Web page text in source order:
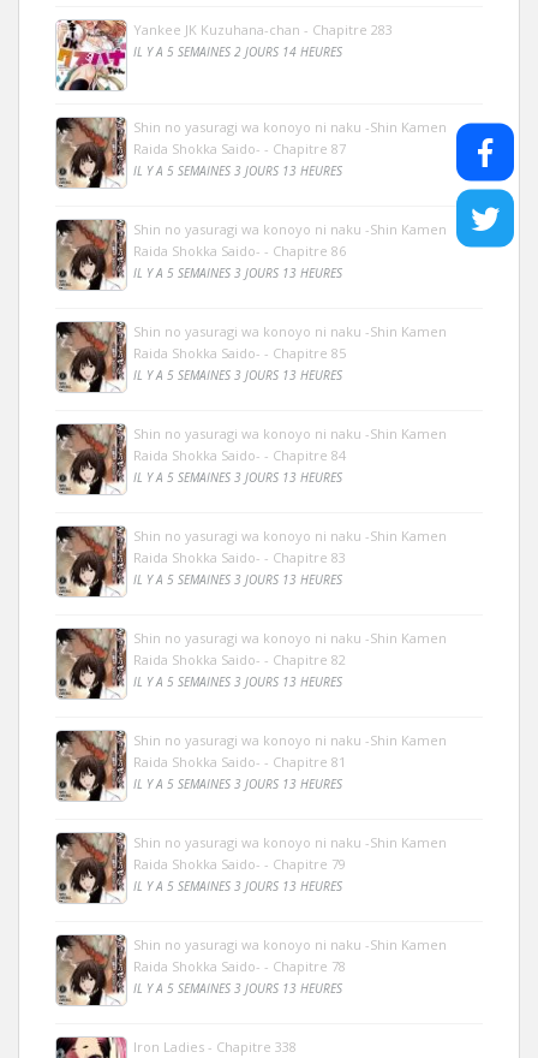
Yankee JK Kuzuhana-chan - Chapitre 283
IL Y A 5 SEMAINES 2 JOURS 14 HEURES
Shin no yasuragi wa konoyo ni naku -Shin Kamen
Raida Shokka Saido- - Chapitre 87
IL Y A 5 SEMAINES 3 JOURS 13 HEURES
Shin no yasuragi wa konoyo ni naku -Shin Kamen
Raida Shokka Saido- - Chapitre 86
IL Y A 5 SEMAINES 3 JOURS 13 HEURES
Shin no yasuragi wa konoyo ni naku -Shin Kamen
Raida Shokka Saido- - Chapitre 85
IL Y A 5 SEMAINES 3 JOURS 13 HEURES
Shin no yasuragi wa konoyo ni naku -Shin Kamen
Raida Shokka Saido- - Chapitre 84
IL Y A 5 SEMAINES 3 JOURS 13 HEURES
Shin no yasuragi wa konoyo ni naku -Shin Kamen
Raida Shokka Saido- - Chapitre 83
IL Y A 5 SEMAINES 3 JOURS 13 HEURES
Shin no yasuragi wa konoyo ni naku -Shin Kamen
Raida Shokka Saido- - Chapitre 82
IL Y A 5 SEMAINES 3 JOURS 13 HEURES
Shin no yasuragi wa konoyo ni naku -Shin Kamen
Raida Shokka Saido- - Chapitre 81
IL Y A 5 SEMAINES 3 JOURS 13 HEURES
Shin no yasuragi wa konoyo ni naku -Shin Kamen
Raida Shokka Saido- - Chapitre 79
IL Y A 5 SEMAINES 3 JOURS 13 HEURES
Shin no yasuragi wa konoyo ni naku -Shin Kamen
Raida Shokka Saido- - Chapitre 78
IL Y A 5 SEMAINES 3 JOURS 13 HEURES
Iron Ladies - Chapitre 338